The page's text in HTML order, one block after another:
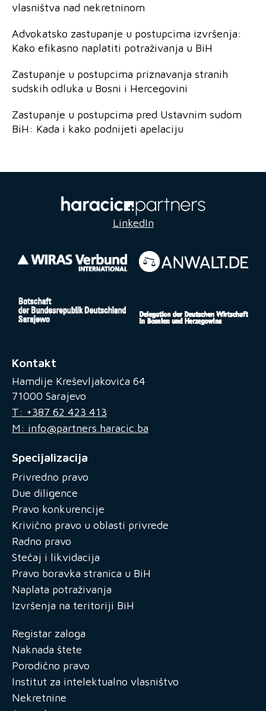
vlasništva nad nekretninom
Advokatsko zastupanje u postupcima izvršenja:
Kako efikasno naplatiti potraživanja u BiH
Zastupanje u postupcima priznavanja stranih
sudskih odluka u Bosni i Hercegovini
Zastupanje u postupcima pred Ustavnim sudom
BiH: Kada i kako podnijeti apelaciju
LinkedIn
Kontakt
Hamdije Kreševljakovića 64
71000 Sarajevo
T: +387 62 423 413
M: info@partners.haracic.ba
Specijalizacija
Privredno pravo
Due diligence
Pravo konkurencije
Krivično pravo u oblasti privrede
Radno pravo
Stečaj i likvidacija
Pravo boravka stranica u BiH
Naplata potraživanja
Izvršenja na teritoriji BiH
Registar zaloga
Naknada štete
Porodično pravo
Institut za intelektualno vlasništvo
Nekretnine